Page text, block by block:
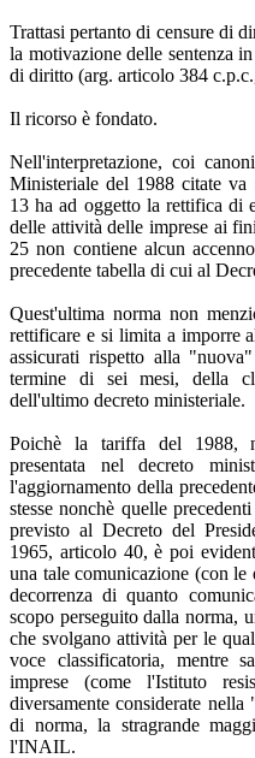
Trattasi pertanto di censure di
la motivazione delle sentenza
di diritto (arg. articolo 384
Il ricorso è fondato.
Nell'interpretazione, coi
Ministeriale del 1988 citate
13 ha ad oggetto la rettifica di
delle attività delle imprese ai
25 non contiene alcun
precedente tabella di cui al
Quest'ultima norma non
rettificare e si limita a
assicurati rispetto alla
termine di sei mesi, della
dell'ultimo decreto ministeriale.
Poichè la tariffa del 1988,
presentata nel decreto
l'aggiornamento della
stesse nonchè quelle
previsto al Decreto del
1965, articolo 40, è poi
una tale comunicazione (con le
decorrenza di quanto
scopo perseguito dalla norma,
che svolgano attività per le
voce classificatoria, mentre
imprese (come l'Istituto
diversamente considerate
di norma, la stragrande
l'INAIL.